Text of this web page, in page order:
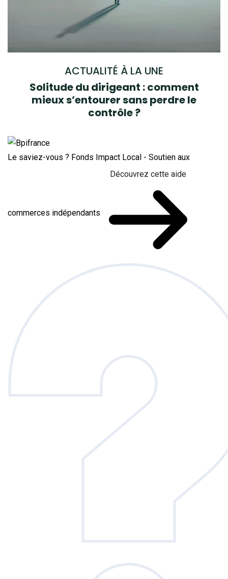
ACTUALITÉ À LA UNE
Solitude du dirigeant : comment
mieux s’entourer sans perdre le
contrôle ?
Le saviez-vous ? Fonds Impact Local - Soutien aux
commerces indépendants
Découvrez cette aide